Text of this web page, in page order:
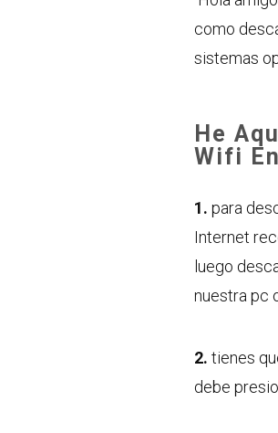
como
sistemas
He
Wifi
1. para
Internet
luego
nuestra pc
2. tienes
debe